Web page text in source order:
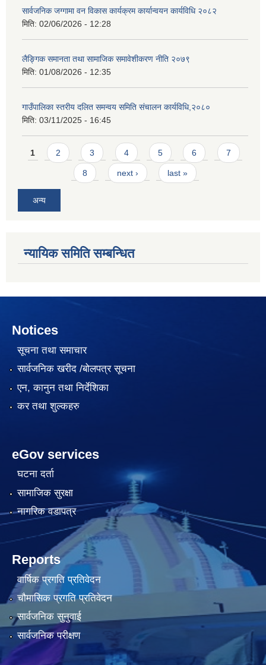
सार्वजनिक जग्गामा वन विकास कार्यक्रम कार्यान्वयन कार्यविधि २०८२
मिति: 02/06/2026 - 12:28
लैङ्गिक समानता तथा सामाजिक समावेशीकरण नीति २०७९
मिति: 01/08/2026 - 12:35
गाउँपालिका स्तरीय दलित समन्वय समिति संचालन कार्यविधि,२०८०
मिति: 03/11/2025 - 16:45
Pages
1 2 3 4 5 6 7
8 next › last »
अन्य
न्यायिक समिति सम्बन्धित
Notices
सूचना तथा समाचार
सार्वजनिक खरीद /बोलपत्र सूचना
एन, कानुन तथा निर्देशिका
कर तथा शुल्कहरु
eGov services
घटना दर्ता
सामाजिक सुरक्षा
नागरिक वडापत्र
Reports
वार्षिक प्रगति प्रतिवेदन
चौमासिक प्रगति प्रतिवेदन
सार्वजनिक सुनुवाई
सार्वजनिक परीक्षण